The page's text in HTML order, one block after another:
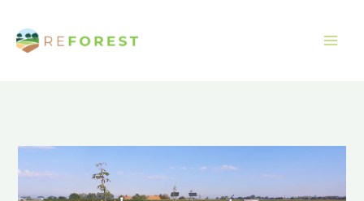
Inhalt
springen